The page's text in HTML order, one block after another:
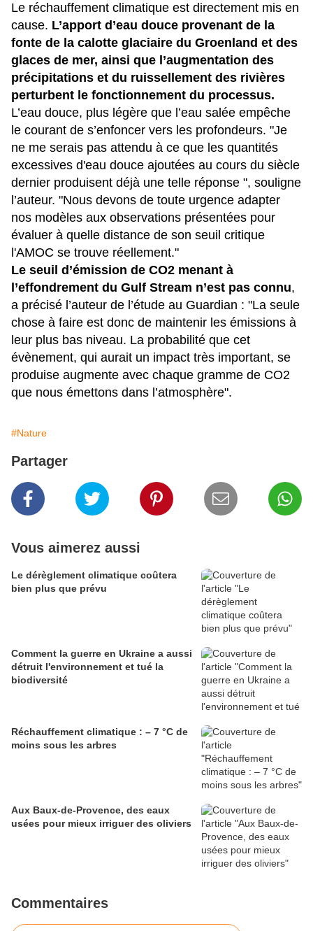
Le réchauffement climatique est directement mis en
cause. L’apport d’eau douce provenant de la
fonte de la calotte glaciaire du Groenland et des
glaces de mer, ainsi que l’augmentation des
précipitations et du ruissellement des rivières
perturbent le fonctionnement du processus.
L’eau douce, plus légère que l’eau salée empêche
le courant de s’enfoncer vers les profondeurs. "Je
ne me serais pas attendu à ce que les quantités
excessives d'eau douce ajoutées au cours du siècle
dernier produisent déjà une telle réponse ", souligne
l’auteur. "Nous devons de toute urgence adapter
nos modèles aux observations présentées pour
évaluer à quelle distance de son seuil critique
l'AMOC se trouve réellement."
Le seuil d’émission de CO2 menant à
l’effondrement du Gulf Stream n’est pas connu,
a précisé l’auteur de l’étude au Guardian : "La seule
chose à faire est donc de maintenir les émissions à
leur plus bas niveau. La probabilité que cet
évènement, qui aurait un impact très important, se
produise augmente avec chaque gramme de CO2
que nous émettons dans l’atmosphère".
#Nature
Partager
Vous aimerez aussi
Le dérèglement climatique coûtera
bien plus que prévu
Comment la guerre en Ukraine a aussi
détruit l'environnement et tué la
biodiversité
Réchauffement climatique : – 7 °C de
moins sous les arbres
Aux Baux-de-Provence, des eaux
usées pour mieux irriguer des oliviers
Commentaires